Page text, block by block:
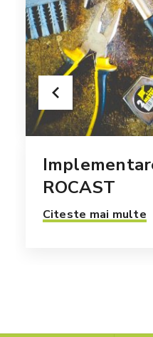
ROCAST
Citeste mai multe